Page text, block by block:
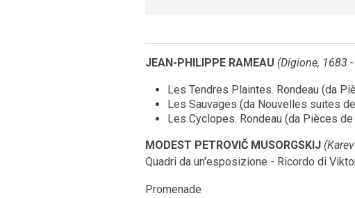
JEAN-PHILIPPE RAMEAU (Digione, 1683
Les Tendres Plaintes. Rondeau (da
Les Sauvages (da Nouvelles suites
Les Cyclopes. Rondeau (da Pièces
MODEST PETROVIČ MUSORGSKIJ
Quadri da un'esposizione - Ricordo di
Promenade